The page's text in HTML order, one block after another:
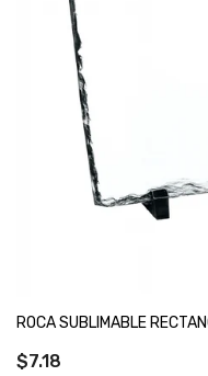
ROCA SUBLIMABLE
$7.18